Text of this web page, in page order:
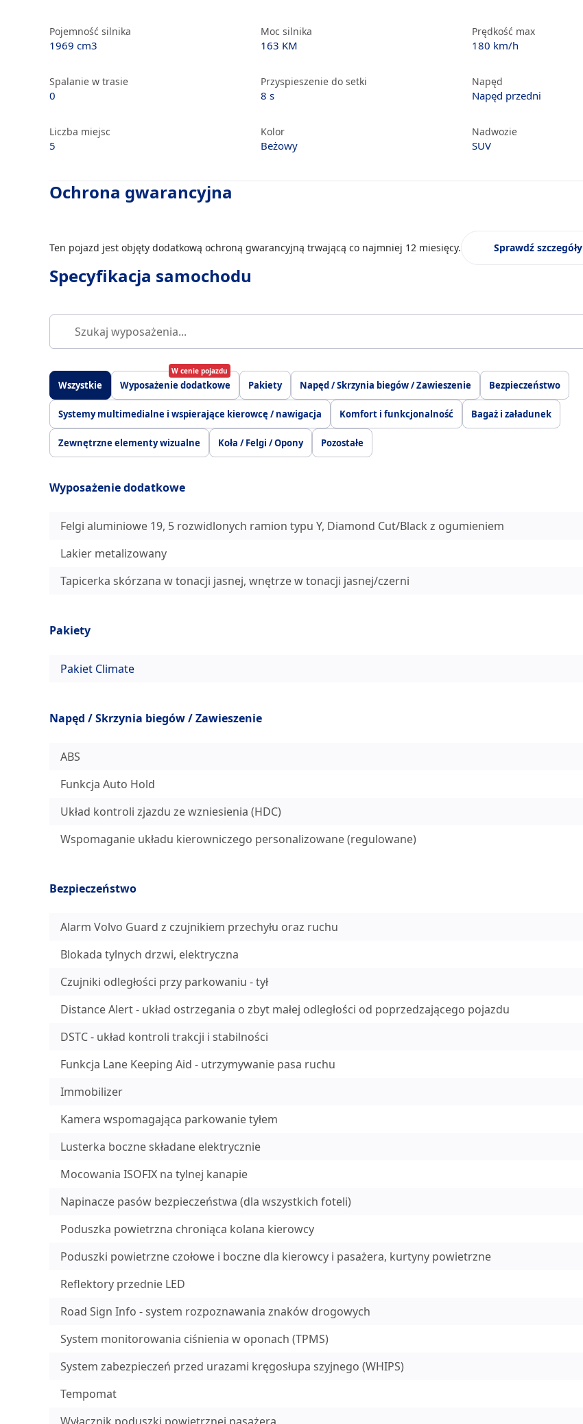
Pojemność silnika
1969 cm3
Moc silnika
163 KM
Prędkość max
180 km/h
Spalanie w trasie
0
Przyspieszenie do setki
8 s
Napęd
Napęd przedni
Liczba miejsc
5
Kolor
Beżowy
Nadwozie
SUV
Ochrona gwarancyjna
Ten pojazd jest objęty dodatkową ochroną gwarancyjną trwającą co najmniej 12 miesięcy. Sprawdź szczegóły
Specyfikacja samochodu
Wszystkie Wyposażenie dodatkowe
W cenie pojazdu
Pakiety Napęd / Skrzynia biegów / Zawieszenie Bezpieczeństwo
Systemy multimedialne i wspierające kierowcę / nawigacja Komfort i funkcjonalność Bagaż i załadunek
Zewnętrzne elementy wizualne Koła / Felgi / Opony Pozostałe
Wyposażenie dodatkowe
Felgi aluminiowe 19, 5 rozwidlonych ramion typu Y, Diamond Cut/Black z ogumieniem
Lakier metalizowany
Tapicerka skórzana w tonacji jasnej, wnętrze w tonacji jasnej/czerni
Pakiety
Pakiet Climate
Napęd / Skrzynia biegów / Zawieszenie
ABS
Funkcja Auto Hold
Układ kontroli zjazdu ze wzniesienia (HDC)
Wspomaganie układu kierowniczego personalizowane (regulowane)
Bezpieczeństwo
Alarm Volvo Guard z czujnikiem przechyłu oraz ruchu
Blokada tylnych drzwi, elektryczna
Czujniki odległości przy parkowaniu - tył
Distance Alert - układ ostrzegania o zbyt małej odległości od poprzedzającego pojazdu
DSTC - układ kontroli trakcji i stabilności
Funkcja Lane Keeping Aid - utrzymywanie pasa ruchu
Immobilizer
Kamera wspomagająca parkowanie tyłem
Lusterka boczne składane elektrycznie
Mocowania ISOFIX na tylnej kanapie
Napinacze pasów bezpieczeństwa (dla wszystkich foteli)
Poduszka powietrzna chroniąca kolana kierowcy
Poduszki powietrzne czołowe i boczne dla kierowcy i pasażera, kurtyny powietrzne
Reflektory przednie LED
Road Sign Info - system rozpoznawania znaków drogowych
System monitorowania ciśnienia w oponach (TPMS)
System zabezpieczeń przed urazami kręgosłupa szyjnego (WHIPS)
Tempomat